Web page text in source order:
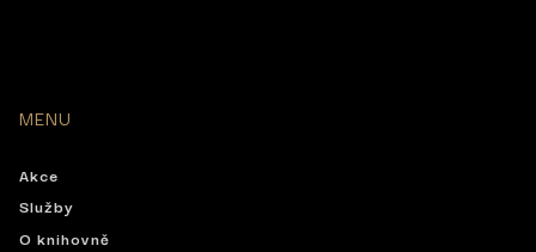
MENU
Akce
Služby
O knihovně